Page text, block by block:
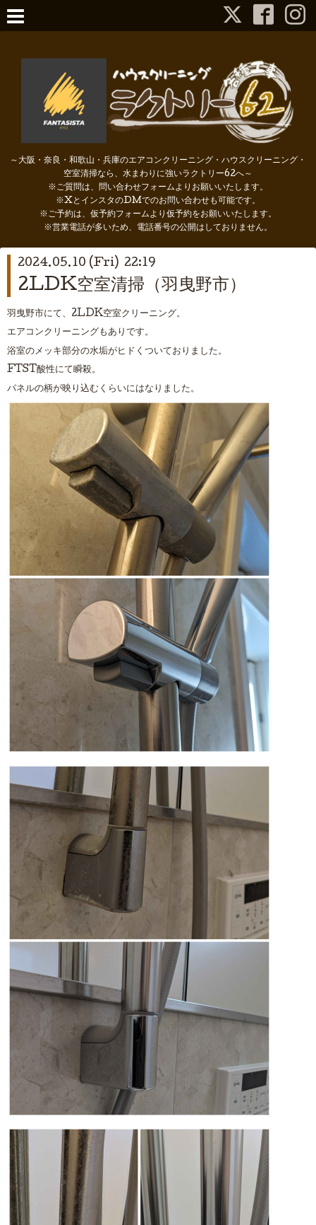
～大阪・奈良・和歌山・兵庫のエアコンクリーニング・ハウスクリーニング・
空室清掃なら、水まわりに強いラクトリー62へ～
※ご質問は、問い合わせフォームよりお願いいたします。
※XとインスタのDMでのお問い合わせも可能です。
※ご予約は、仮予約フォームより仮予約をお願いいたします。
※営業電話が多いため、電話番号の公開はしておりません。
2024.05.10 (Fri) 22:19
2LDK空室清掃（羽曳野市）
羽曳野市にて、2LDK空室クリーニング。
エアコンクリーニングもありです。
浴室のメッキ部分の水垢がヒドくついておりました。
FTST酸性にて瞬殺。
パネルの柄が映り込むくらいにはなりました。